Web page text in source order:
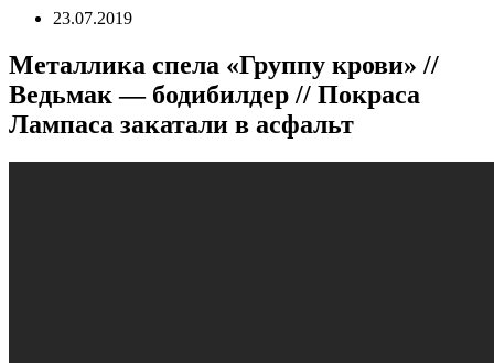
23.07.2019
Металлика спела «Группу крови» //
Ведьмак — бодибилдер // Покраса
Лампаса закатали в асфальт